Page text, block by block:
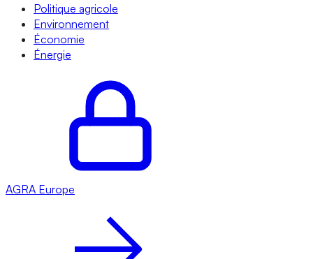
Politique agricole
Environnement
Économie
Énergie
AGRA Europe